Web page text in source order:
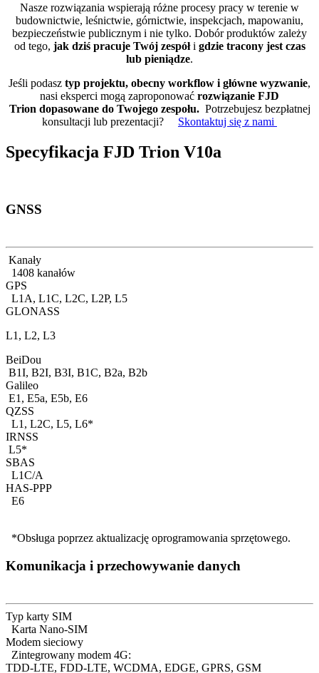
Nasze rozwiązania wspierają różne procesy pracy w terenie w
budownictwie, leśnictwie, górnictwie, inspekcjach, mapowaniu,
bezpieczeństwie publicznym i nie tylko. Dobór produktów zależy
od tego, jak dziś pracuje Twój zespółi gdzie tracony jest czas
lub pieniądze.
Jeśli podasz typ projektu, obecny workflow i główne wyzwanie,
nasi eksperci mogą zaproponować rozwiązanie FJD
Trion dopasowane do Twojego zespołu.Potrzebujesz bezpłatnej
konsultacji lub prezentacji? Skontaktuj się z nami
Specyfikacja FJD Trion V10a
GNSS
Kanały
1408 kanałów
GPS
L1A, L1C, L2C, L2P, L5
GLONASS
L1, L2, L3
BeiDou
B1I, B2I, B3I, B1C, B2a, B2b
Galileo
E1, E5a, E5b, E6
QZSS
L1, L2C, L5, L6*
IRNSS
L5*
SBAS
L1C/A
HAS-PPP
E6
*Obsługa poprzez aktualizację oprogramowania sprzętowego.
Komunikacja i przechowywanie danych
Typ karty SIM
Karta Nano-SIM
Modem sieciowy
Zintegrowany modem 4G:
TDD-LTE, FDD-LTE, WCDMA, EDGE, GPRS, GSM